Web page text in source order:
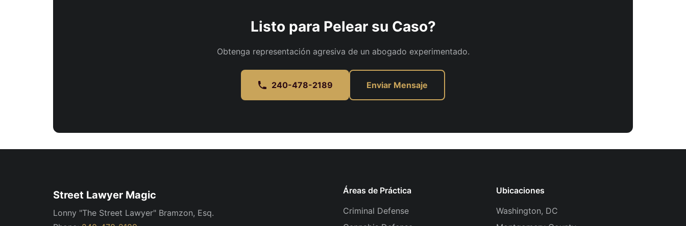
Listo para Pelear su Caso?
Obtenga representación agresiva de un abogado experimentado.
240-478-2189 Enviar Mensaje
Street Lawyer Magic
Lonny "The Street Lawyer" Bramzon, Esq.
Áreas de Práctica
Criminal Defense
Ubicaciones
Washington, DC